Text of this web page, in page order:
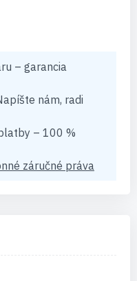
– garancia
nám, radi
– 100 %
záručné práva